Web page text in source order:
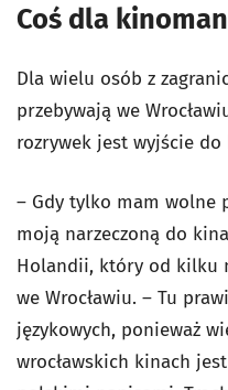
Coś dla
Dla wielu osób z
przebywają we
rozrywek jest wyjście
– Gdy tylko mam wolne
moją narzeczoną do
Holandii, który od kilku
we Wrocławiu. – Tu
językowych, ponieważ
wrocławskich kinach